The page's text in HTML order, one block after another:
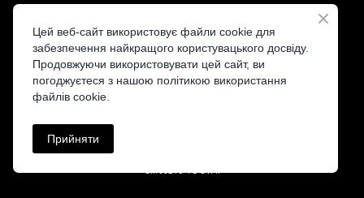
ST&T — ваш надійний дистриб'ютор кібербезпеки
cll.tts%40ofni
Цей веб-сайт використовує файли cookie для
забезпечення найкращого користувацького досвіду.
Продовжуючи використовувати цей сайт, ви
погоджуєтеся з нашою політикою використання
файлів cookie.
Прийняти